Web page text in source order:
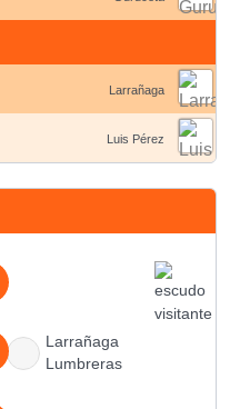
Larrañaga
Luis Pérez
Larrañaga
Lumbreras